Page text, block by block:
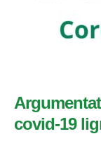
covid-19